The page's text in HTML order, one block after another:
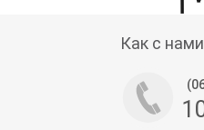
Как с